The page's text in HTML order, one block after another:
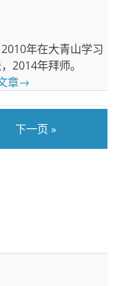
年在大青山学习
2014年拜师。
章→
下一页 »